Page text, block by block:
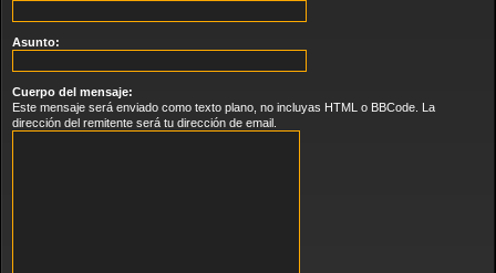
Asunto:
Cuerpo del mensaje:
Este mensaje será enviado como texto plano, no incluyas HTML o BBCode. La
dirección del remitente será tu dirección de email.